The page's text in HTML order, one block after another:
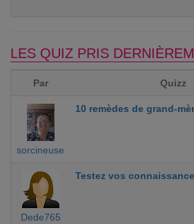
LES QUIZ PRIS
Par Quizz
sorcineuse
10 remèdes de grand-
Dede765
Testez vos